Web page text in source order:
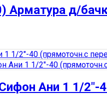
Арматура д/
Ани 1 1/2″-